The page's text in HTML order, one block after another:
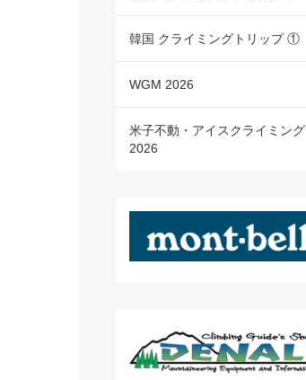
韓国 クライミングトリップ ①
WGM 2026
米子不動・アイスクライミング
2026